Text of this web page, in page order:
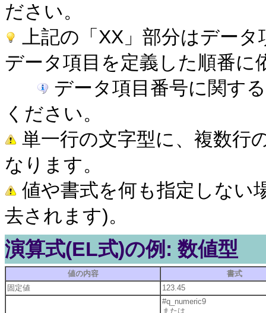
ださい。
上記の「XX」部分はデー
データ項目を定義した順番に
データ項目番号に関す
ください。
単一行の文字型に、複数行
なります。
値や書式を何も指定しない
去されます)。
演算式(EL式)の例: 数値型
値の内容
書式
固定値
123.45
#q_numeric9
または